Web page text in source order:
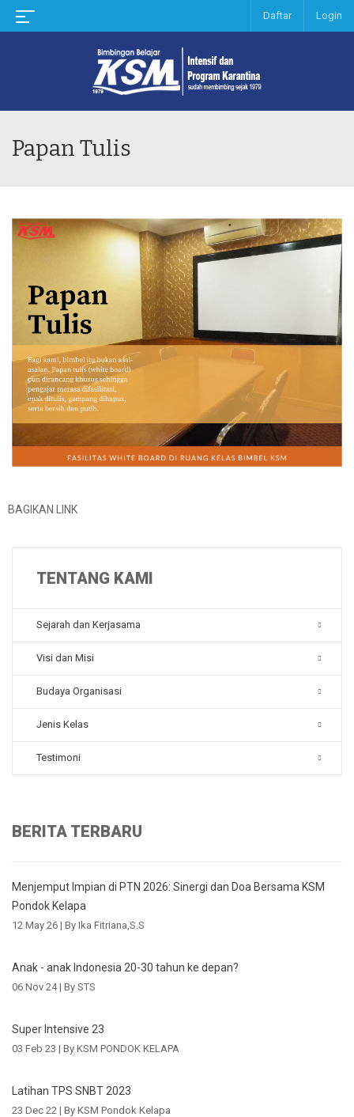
Daftar Login
Papan Tulis
BAGIKAN LINK
TENTANG KAMI
Sejarah dan Kerjasama
Visi dan Misi
Budaya Organisasi
Jenis Kelas
Testimoni
BERITA TERBARU
Menjemput Impian di PTN 2026: Sinergi dan Doa Bersama KSM
Pondok Kelapa
12 May 26 | By Ika Fitriana,S.S
Anak - anak Indonesia 20-30 tahun ke depan?
06 Nov 24 | By STS
Super Intensive 23
03 Feb 23 | By KSM PONDOK KELAPA
Latihan TPS SNBT 2023
23 Dec 22 | By KSM Pondok Kelapa